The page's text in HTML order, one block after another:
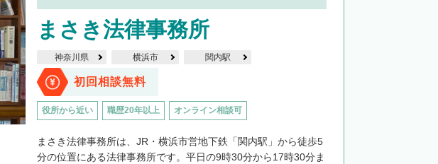
まさき法律事務所
神奈川県 横浜市 関内駅
初回相談無料
役所から近い 職歴20年以上 オンライン相談可
まさき法律事務所は、JR・横浜市営地下鉄「関内駅」から徒歩5
分の位置にある法律事務所です。平日の9時30分から17時30分ま